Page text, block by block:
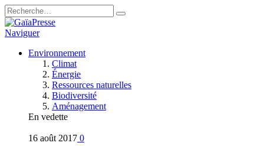
Naviguer
Environnement
Climat
Énergie
Ressources naturelles
Biodiversité
Aménagement
En vedette
16 août 2017 0